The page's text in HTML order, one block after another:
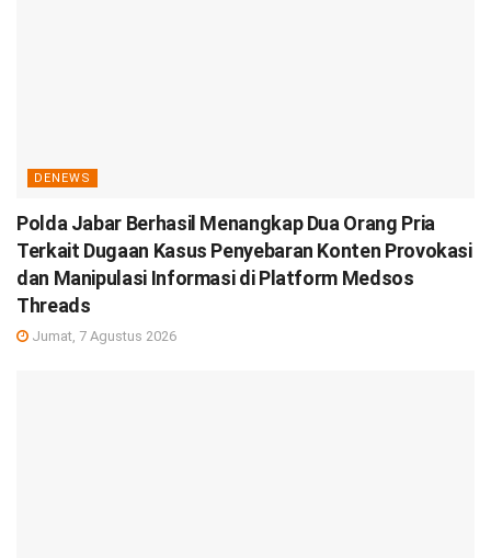
DENEWS
Polda Jabar Berhasil Menangkap Dua Orang Pria
Terkait Dugaan Kasus Penyebaran Konten Provokasi
dan Manipulasi Informasi di Platform Medsos
Threads
Jumat, 7 Agustus 2026